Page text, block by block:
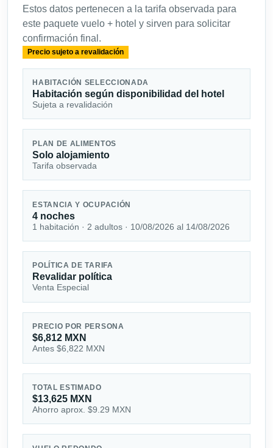
Estos datos pertenecen a la tarifa observada para
este paquete vuelo + hotel y sirven para solicitar
confirmación final.
Precio sujeto a revalidación
HABITACIÓN SELECCIONADA
Habitación según disponibilidad del hotel
Sujeta a revalidación
PLAN DE ALIMENTOS
Solo alojamiento
Tarifa observada
ESTANCIA Y OCUPACIÓN
4 noches
1 habitación · 2 adultos · 10/08/2026 al 14/08/2026
POLÍTICA DE TARIFA
Revalidar política
Venta Especial
PRECIO POR PERSONA
$6,812 MXN
Antes $6,822 MXN
TOTAL ESTIMADO
$13,625 MXN
Ahorro aprox. $9.29 MXN